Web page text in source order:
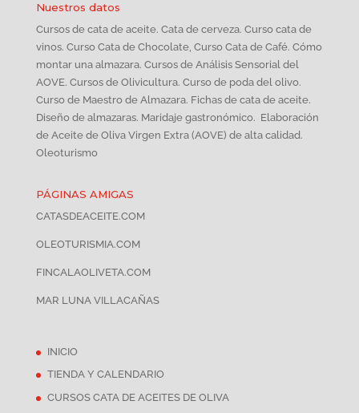
Nuestros datos
Cursos de cata de aceite. Cata de cerveza. Curso cata de
vinos. Curso Cata de Chocolate, Curso Cata de Café. Cómo
montar una almazara. Cursos de Análisis Sensorial del
AOVE. Cursos de Olivicultura. Curso de poda del olivo.
Curso de Maestro de Almazara. Fichas de cata de aceite.
Diseño de almazaras. Maridaje gastronómico. Elaboración
de Aceite de Oliva Virgen Extra (AOVE) de alta calidad.
Oleoturismo
PÁGINAS AMIGAS
CATASDEACEITE.COM
OLEOTURISMIA.COM
FINCALAOLIVETA.COM
MAR LUNA VILLACAÑAS
INICIO
TIENDA Y CALENDARIO
CURSOS CATA DE ACEITES DE OLIVA